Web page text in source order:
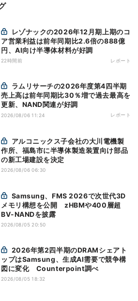
ア営業利益は前年同期比2.6倍の888億
円、AI向け半導体材料が好調
22時間前 レポート
売上高は前年同期比30％増で過去最高を
更新、NAND関連が好調
2026/08/06 11:24 レポート
作所、福島市に半導体製造装置向け部品
の新工場建設を決定
2026/08/06 06:30
メモリ構想を公開 zHBMや400層超
BV-NANDを披露
2026/08/05 20:50
ップはSamsung、生成AI需要で競争構
図に変化 Counterpoint調べ
2026/08/05 18:32